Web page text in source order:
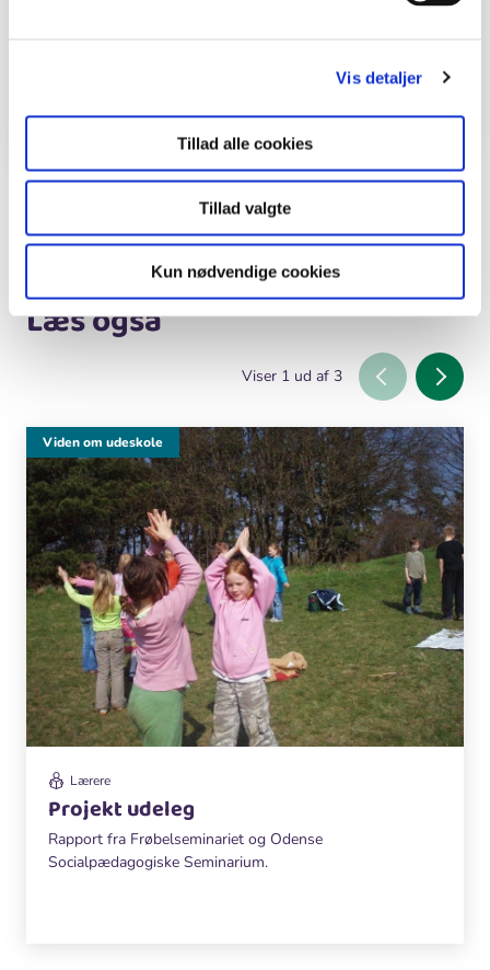
Vis detaljer
Tillad alle cookies
Tillad valgte
Kun nødvendige cookies
Del en ide
Læs også
Viser 1 ud af 3
Lærere
Projekt udeleg
Rapport fra Frøbelseminariet og Odense
Socialpædagogiske Seminarium.
Viden om udeskole